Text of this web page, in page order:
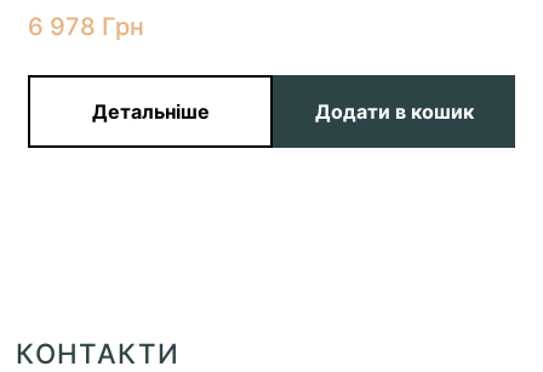
6 978 Грн
Детальніше Додати в кошик
КОНТАКТИ